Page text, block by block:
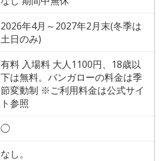
2026年4月～2027年2月末(冬季は
土日のみ)
有料 入場料 大人1100円、18歳以
下は無料。バンガローの料金は季
節変動制 ※ご利用料金は公式サイ
ト参照
◯
なし。